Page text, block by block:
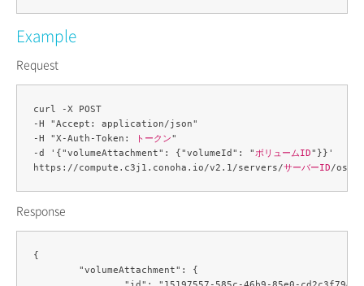
Example
Request
curl -X POST
-H "Accept: application/json"
-H "X-Auth-Token:
トークン"
-d '{"volumeAttachment": {"volumeId": "ボリュームID"}}'
https://compute.c3j1.conoha.io/v2.1/servers/サーバーID
Response
{